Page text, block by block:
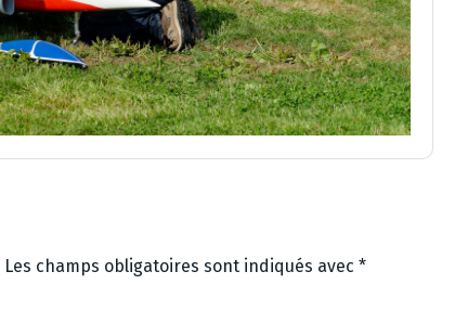
Les champs obligatoires sont indiqués avec *